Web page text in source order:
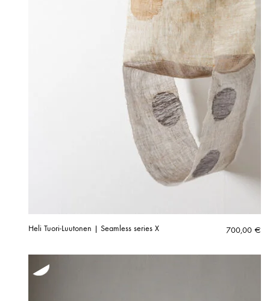
Heli Tuori-Luutonen | Seamless series X 700,00 €